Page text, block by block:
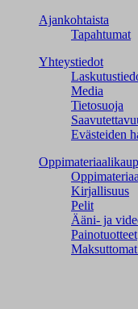
Ajankohtaista
Tapahtumat
Yhteystiedot
Media
Tietosuoja
Evästeiden
Kirjallisuus
Pelit
Ääni- ja
Painotuotteet